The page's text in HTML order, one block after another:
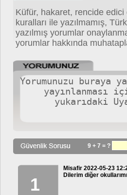
Küfür, hakaret, rencide edici
kuralları ile yazılmamış,
yazılmış yorumlar
yorumlar hakkında
9 + 7 = ?
1
Misafir 2022-05-23
Dilerim diğer